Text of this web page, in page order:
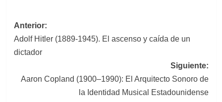
Navegación
de
Anterior:
Adolf Hitler (1889-1945). El ascenso y caída de un
dictador
Siguiente:
Aaron Copland (1900–1990): El Arquitecto Sonoro de
la Identidad Musical Estadounidense